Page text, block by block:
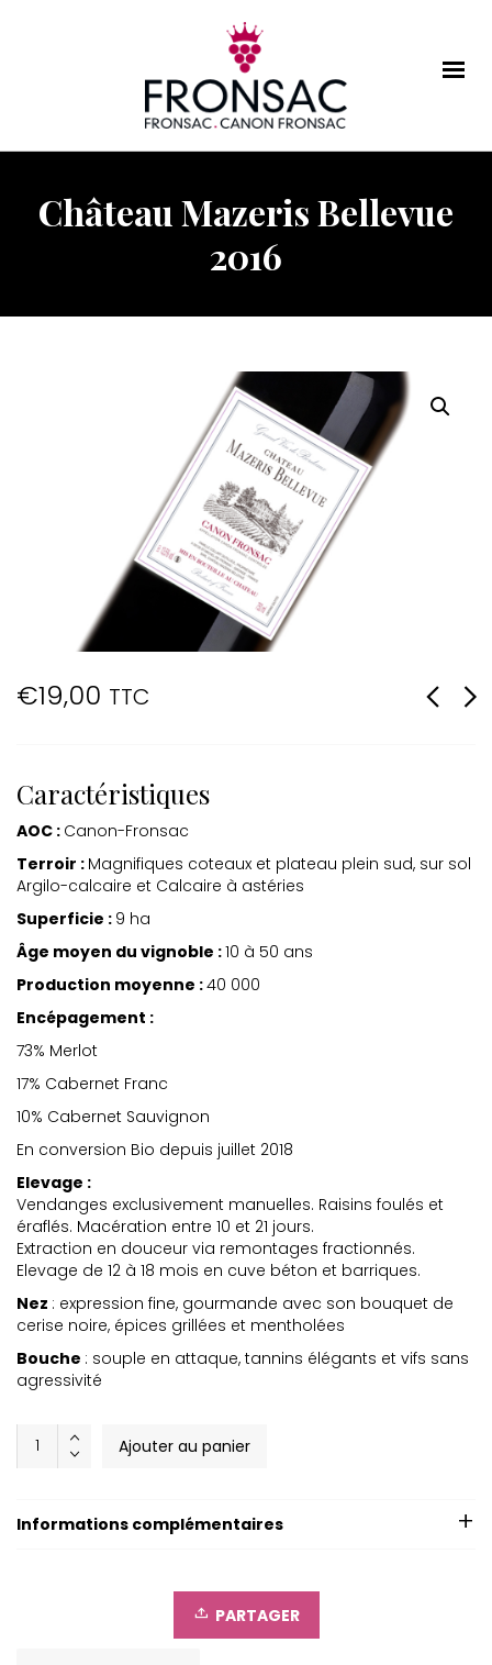
Château Mazeris Bellevue
2016
€19,00 TTC
Caractéristiques
AOC : Canon-Fronsac
Terroir : Magnifiques coteaux et plateau plein sud, sur sol
Argilo-calcaire et Calcaire à astéries
Superficie : 9 ha
Âge moyen du vignoble :10 à 50 ans
Production moyenne :40 000
Encépagement :
73% Merlot
17% Cabernet Franc
10% Cabernet Sauvignon
En conversion Bio depuis juillet 2018
Elevage :
Vendanges exclusivement manuelles. Raisins foulés et
éraflés. Macération entre 10 et 21 jours.
Extraction en douceur via remontages fractionnés.
Elevage de 12 à 18 mois en cuve béton et barriques.
Nez : expression fine, gourmande avec son bouquet de
cerise noire, épices grillées et mentholées
Bouche : souple en attaque, tannins élégants et vifs sans
agressivité
Château
Mazeris
quantity
Ajouter au panier
Informations complémentaires
PARTAGER